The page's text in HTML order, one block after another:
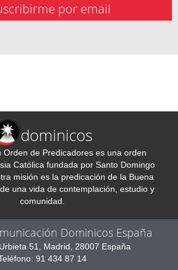
por email
dominicos
Orden de Predicadores es una orden
Católica fundada por Santo Domingo
misión es la predicación de la Buena
una vida de contemplación, estudio y
comunidad.
Dominicos España
51, Madrid, 28007 España
91 434 87 14